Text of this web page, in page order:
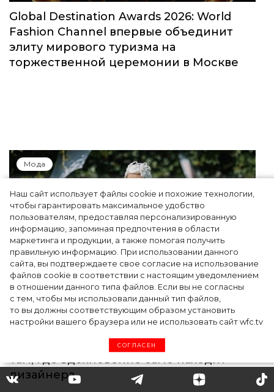
Наш сайт использует файлы cookie и похожие технологии,
чтобы гарантировать максимальное удобство
пользователям, предоставляя персонализированную
информацию, запоминая предпочтения в области
маркетинга и продукции, а также помогая получить
правильную информацию. При использовании данного
сайта, вы подтверждаете свое согласие на использование
файлов cookie в соответствии с настоящим уведомлением
в отношении данного типа файлов. Если вы не согласны
с тем, чтобы мы использовали данный тип файлов,
то вы должны соответствующим образом установить
настройки вашего браузера или не использовать сайт wfc.tv
СОГЛАСЕН
Global Destination Awards 2026: World
Fashion Channel впервые объединит
элиту мирового туризма на
торжественной церемонии в Москве
Мода
Показы для души: как Алтай стал новой
точкой на карте российской моды —
Там, где вдохновение само находит
дизайнера